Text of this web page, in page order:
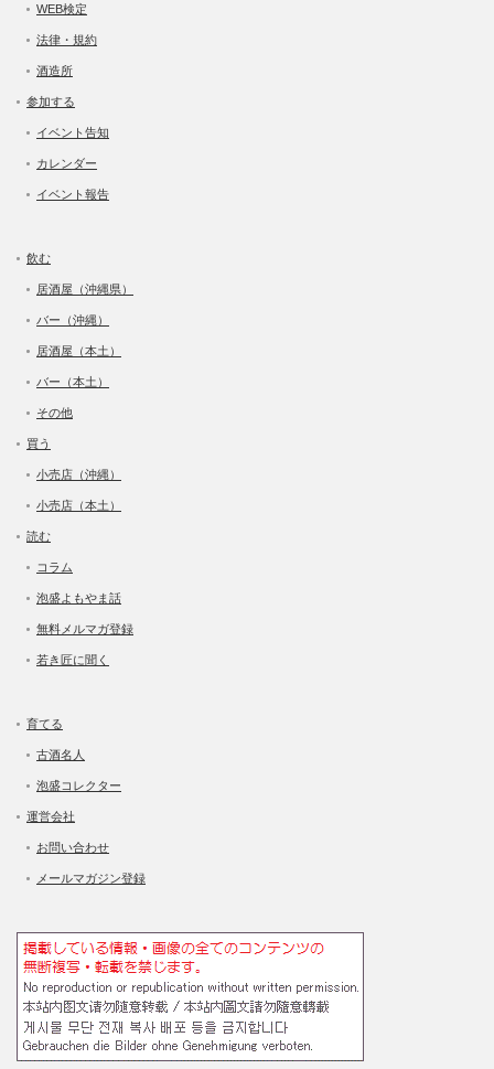
WEB検定
法律・規約
酒造所
参加する
イベント告知
カレンダー
イベント報告
飲む
居酒屋（沖縄県）
バー（沖縄）
居酒屋（本土）
バー（本土）
その他
買う
小売店（沖縄）
小売店（本土）
読む
コラム
泡盛よもやま話
無料メルマガ登録
若き匠に聞く
育てる
古酒名人
泡盛コレクター
運営会社
お問い合わせ
メールマガジン登録